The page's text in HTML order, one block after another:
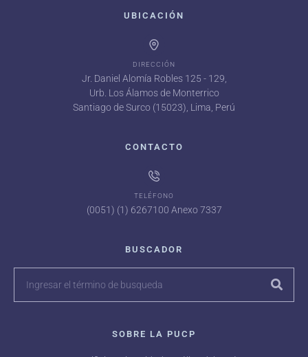
UBICACIÓN
DIRECCIÓN
Jr. Daniel Alomía Robles 125 - 129,
Urb. Los Álamos de Monterrico
Santiago de Surco (15023), Lima, Perú
CONTACTO
TELÉFONO
(0051) (1) 6267100 Anexo 7337
BUSCADOR
SOBRE LA PUCP